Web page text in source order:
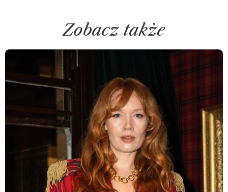
Zobacz także